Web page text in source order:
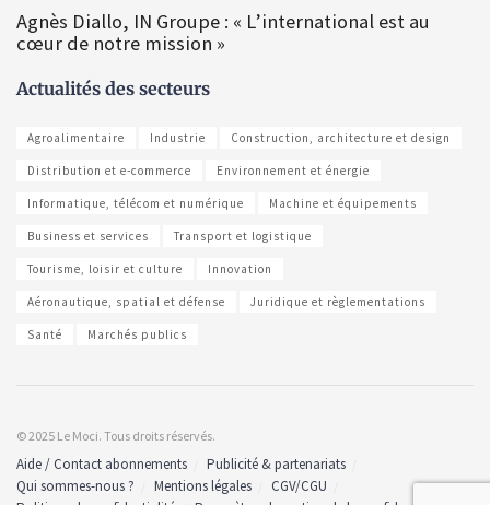
Agnès Diallo, IN Groupe : « L’international est au
cœur de notre mission »
Actualités des secteurs
Agroalimentaire Industrie Construction, architecture et design
Distribution et e-commerce Environnement et énergie
Informatique, télécom et numérique Machine et équipements
Business et services Transport et logistique
Tourisme, loisir et culture Innovation
Aéronautique, spatial et défense Juridique et règlementations
Santé Marchés publics
© 2025 Le Moci. Tous droits réservés.
Aide / Contact abonnements
Publicité & partenariats
Qui sommes-nous ?
Mentions légales
CGV/CGU